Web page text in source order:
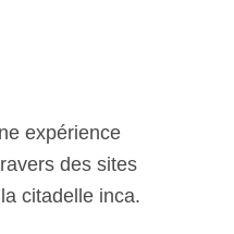
expérience
des sites
citadelle inca.